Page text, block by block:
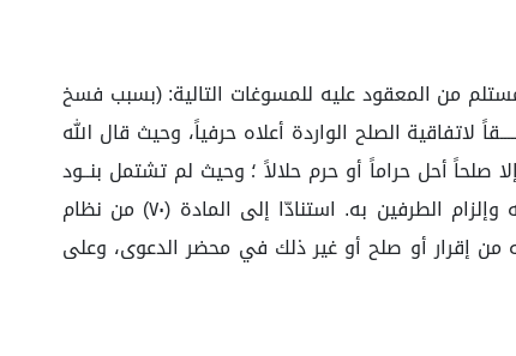
طلباته في ـإلزام المدعى عليه بـ: ١-فسخ العقد المبرم والمشار إليه أعلاه، بسبب (عدم التنفيذ). ٢-رد المستلم من المعقود عليه للمسوغات التالية: (بسبب فسخ
لاتفاقية الصلح الواردة أعلاه حرفياً، وحيث قال الله
أحل حراماً أو حرم حلالاً ؛ وحيث لم تشتمل بنــود
الاتفاق الذي تراضى عليه الطرفان مـــا يعارض أصلاً شرعياً أو نظامياً؛ مما تنتهي معه الدائرة إلى إثبات هذا الصلح وإمضائه وإلزام الطرفين به. استنادّا إلى المادة (٧٠) من نظام
من إقرار أو صلح أو غير ذلك في محضر الدعوى، وعلى